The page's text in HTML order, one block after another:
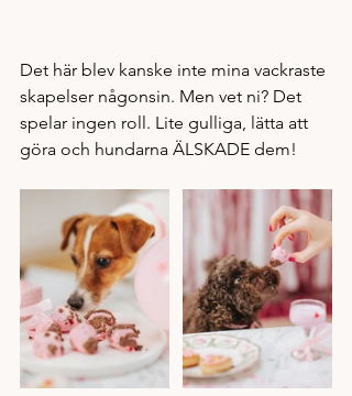
Det här blev kanske inte mina vackraste
skapelser någonsin. Men vet ni? Det
spelar ingen roll. Lite gulliga, lätta att
göra och hundarna ÄLSKADE dem!